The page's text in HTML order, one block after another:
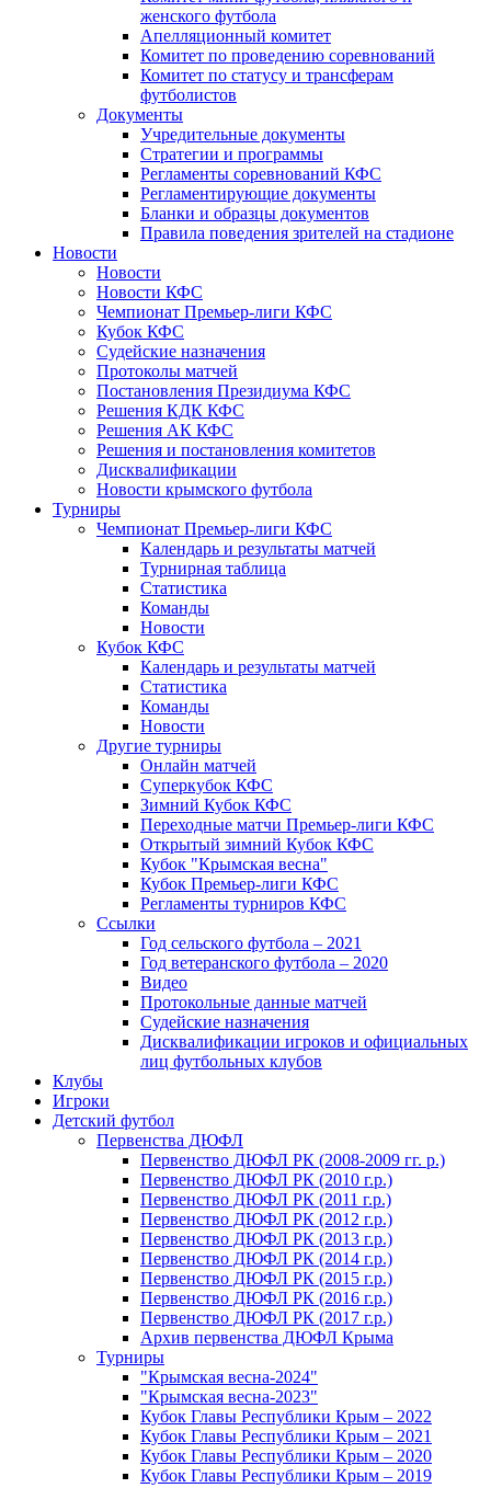
женского футбола
Апелляционный комитет
Комитет по проведению соревнований
Комитет по статусу и трансферам
футболистов
Документы
Учредительные документы
Стратегии и программы
Регламенты соревнований КФС
Регламентирующие документы
Бланки и образцы документов
Правила поведения зрителей на стадионе
Новости
Новости
Новости КФС
Чемпионат Премьер-лиги КФС
Кубок КФС
Судейские назначения
Протоколы матчей
Постановления Президиума КФС
Решения КДК КФС
Решения АК КФС
Решения и постановления комитетов
Дисквалификации
Новости крымского футбола
Турниры
Чемпионат Премьер-лиги КФС
Календарь и результаты матчей
Турнирная таблица
Статистика
Команды
Новости
Кубок КФС
Календарь и результаты матчей
Статистика
Команды
Новости
Другие турниры
Онлайн матчей
Суперкубок КФС
Зимний Кубок КФС
Переходные матчи Премьер-лиги КФС
Открытый зимний Кубок КФС
Кубок "Крымская весна"
Кубок Премьер-лиги КФС
Регламенты турниров КФС
Ссылки
Год сельского футбола – 2021
Год ветеранского футбола – 2020
Видео
Протокольные данные матчей
Судейские назначения
Дисквалификации игроков и официальных
лиц футбольных клубов
Клубы
Игроки
Детский футбол
Первенства ДЮФЛ
Первенство ДЮФЛ РК (2008-2009 гг. р.)
Первенство ДЮФЛ РК (2010 г.р.)
Первенство ДЮФЛ РК (2011 г.р.)
Первенство ДЮФЛ РК (2012 г.р.)
Первенство ДЮФЛ РК (2013 г.р.)
Первенство ДЮФЛ РК (2014 г.р.)
Первенство ДЮФЛ РК (2015 г.р.)
Первенство ДЮФЛ РК (2016 г.р.)
Первенство ДЮФЛ РК (2017 г.р.)
Архив первенства ДЮФЛ Крыма
Турниры
"Крымская весна-2024"
"Крымская весна-2023"
Кубок Главы Республики Крым – 2022
Кубок Главы Республики Крым – 2021
Кубок Главы Республики Крым – 2020
Кубок Главы Республики Крым – 2019